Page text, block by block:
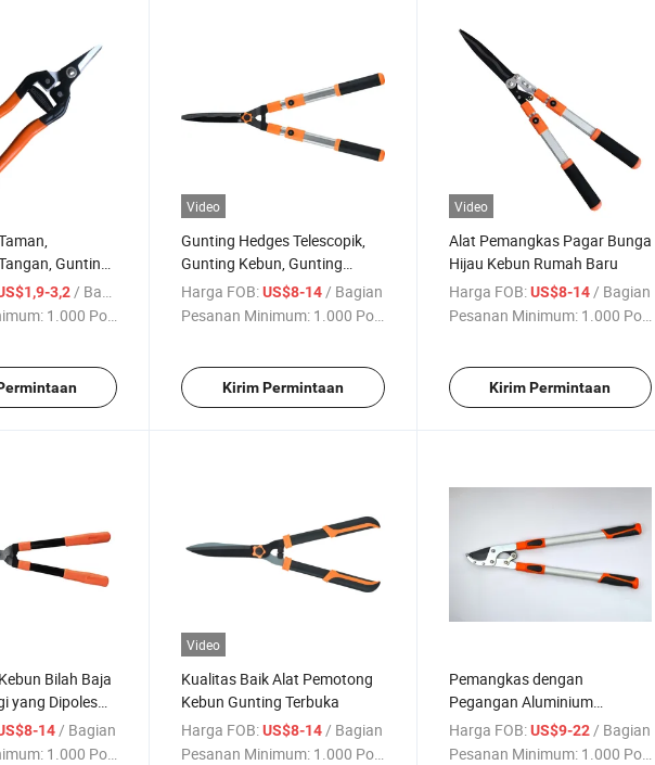
Gunting
Pohon
3,2/ Bagian
1.000 Potong
Video
Gunting Hedges Telescopik,
Gunting Kebun, Gunting
Pemangkas
Harga FOB: US$8-14/ Bagian
Pesanan Minimum: 1.000 Potong
Kirim Permintaan
Video
Alat Pemangkas Pagar Bunga
Hijau Kebun Rumah Baru
Harga FOB: US$8-14/ Bagian
Pesanan Minimum: 1.000 Potong
Kirim Permintaan
Bilah Baja
yang Dipoles
14 / Bagian
1.000 Potong
Video
Kualitas Baik Alat Pemotong
Kebun Gunting Terbuka
Harga FOB: US$8-14 / Bagian
Pesanan Minimum: 1.000 Potong
Pemangkas dengan
Pegangan Aluminium
Teleskopik Berkualitas Tinggi
dari Baja
Harga FOB: US$9-22 / Bagian
Pesanan Minimum: 1.000 Potong